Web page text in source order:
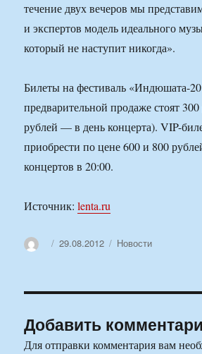
течение двух вечеров мы
и экспертов модель идеального
который не наступит никогда».
Билеты на фестиваль «Индюшата-
предварительной продаже стоят
рублей — в день концерта). VIP-
приобрести по цене 600 и 800
концертов в 20:00.
Источник:lenta.ru
АвторОпубликовано
29.08.2012 Рубрики
Новости
Добавить
Для отправки комментария вам